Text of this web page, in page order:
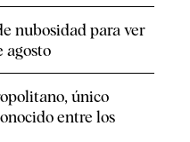
nubosidad para ver
agosto
único
entre los